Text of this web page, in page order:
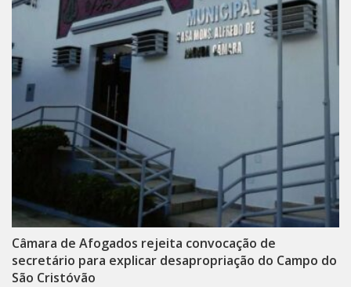
Câmara de Afogados rejeita convocação de
secretário para explicar desapropriação do Campo do
São Cristóvão